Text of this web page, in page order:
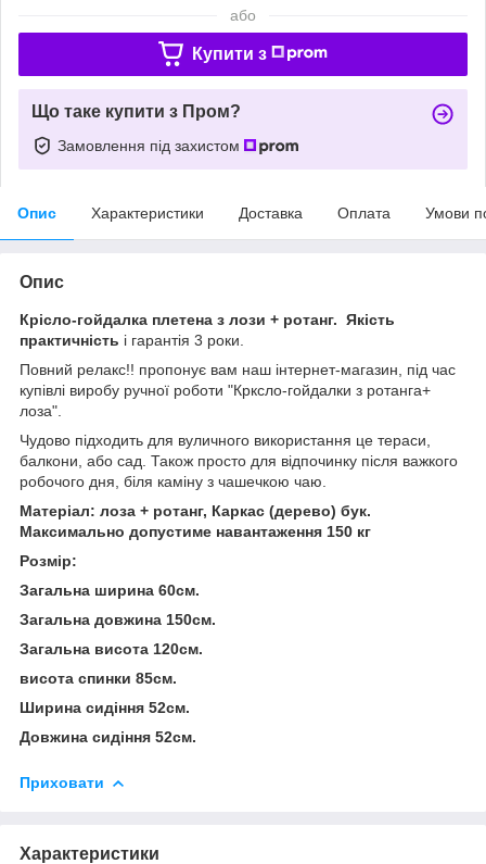
або
Купити з
Що таке купити з Пром?
Замовлення під захистом
Опис Характеристики Доставка Оплата Умови
Опис
Крісло-гойдалка плетена з лози + ротанг. Якість
практичність і гарантія 3 роки.
Повний релакс!! пропонує вам наш інтернет-магазин, під час
купівлі виробу ручної роботи "Крксло-гойдалки з ротанга+
лоза".
Чудово підходить для вуличного використання це тераси,
балкони, або сад. Також просто для відпочинку після важкого
робочого дня, біля каміну з чашечкою чаю.
Матеріал: лоза + ротанг, Каркас (дерево) бук.
Максимально допустиме навантаження 150 кг
Розмір:
Загальна ширина 60см.
Загальна довжина 150см.
Загальна висота 120см.
висота спинки 85см.
Ширина сидіння 52см.
Довжина сидіння 52см.
Приховати
Характеристики